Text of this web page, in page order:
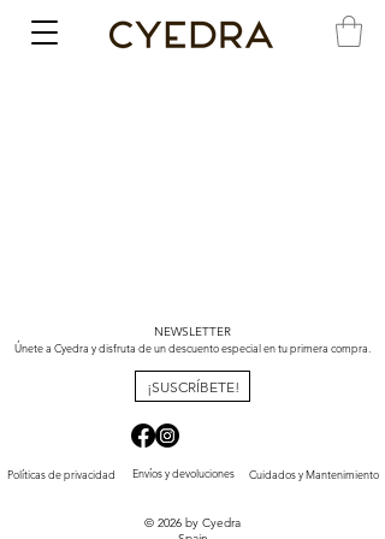
NEWSLETTER
Únete a Cyedra y disfruta de un descuento especial en tu primera compra.
¡SUSCRÍBETE!
Políticas de privacidad Envíos y devoluciones Cuidados y Mantenimiento
© 2026 by Cyedra